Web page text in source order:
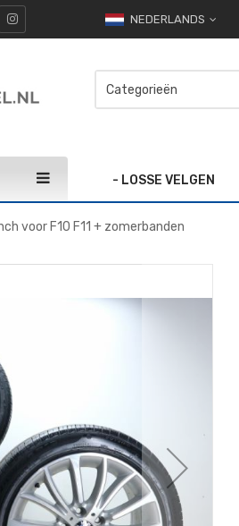
NEDERLANDS
- LOSSE VELGEN
voor F10 F11 + zomerbanden